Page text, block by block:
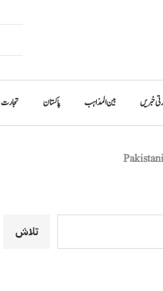
خبریں بین المذاہب پاکستان تجارت
تلاش